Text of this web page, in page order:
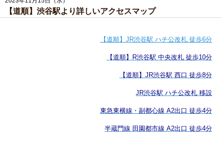
【道順】渋谷駅より詳しいアクセスマップ
【道順】JR渋谷駅 ハチ公改札 徒歩6分
【道順】R渋谷駅 中央改札 徒歩10分
【道順】JR渋谷駅 西口 徒歩8分
JR渋谷駅 ハチ公改札 移設
東急東横線・副都心線 A2出口 徒歩4分
半蔵門線 田園都市線 A2出口 徒歩4分